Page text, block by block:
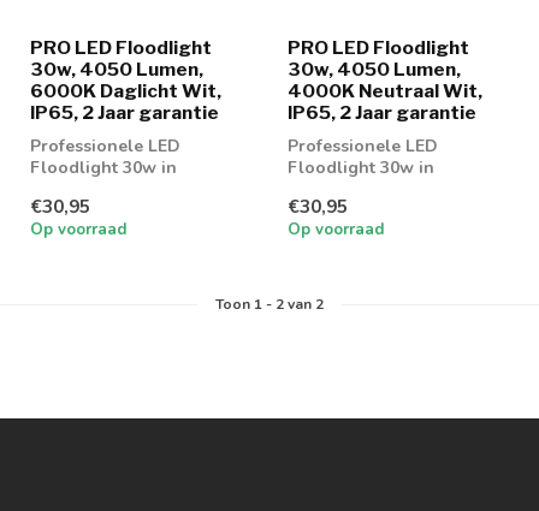
PRO LED Floodlight
30w, 4050 Lumen,
6000K Daglicht Wit,
IP65, 2 Jaar garantie
Professionele LED
Floodlight 30w in
Wit
€30,95
Op voorraad
PRO LED Floodlight
30w, 4050 Lumen,
4000K Neutraal Wit,
IP65, 2 Jaar garantie
Professionele LED
Floodlight 30w in
Wit
€30,95
Op voorraad
Toon 1- 2van 2